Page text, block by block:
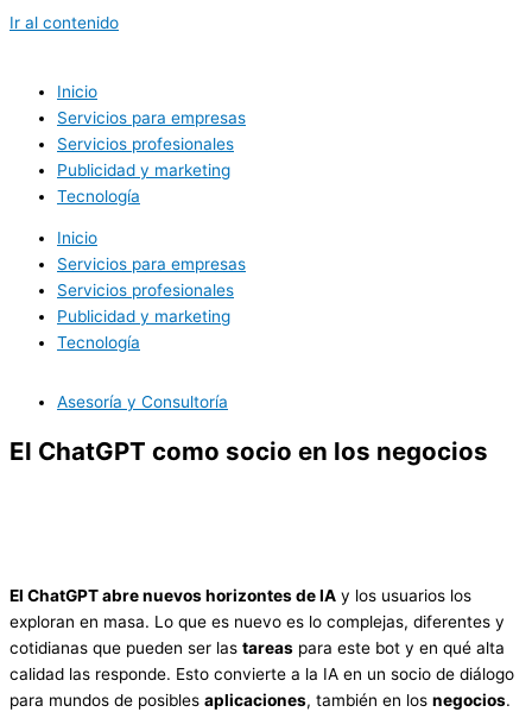
Ir al contenido
Inicio
Servicios para empresas
Servicios profesionales
Publicidad y marketing
Tecnología
Inicio
Servicios para empresas
Servicios profesionales
Publicidad y marketing
Tecnología
Asesoría y Consultoría
El ChatGPT como socio en los negocios
El ChatGPT abre nuevos horizontes de IA y los usuarios los
exploran en masa. Lo que es nuevo es lo complejas, diferentes y
cotidianas que pueden ser las tareas para este bot y en qué alta
calidad las responde. Esto convierte a la IA en un socio de diálogo
para mundos de posibles aplicaciones, también en los negocios.